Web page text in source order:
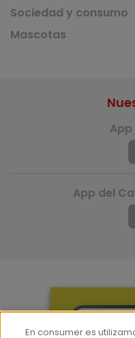
Sociedad y consumo
Mascotas
App del
En consumer.es